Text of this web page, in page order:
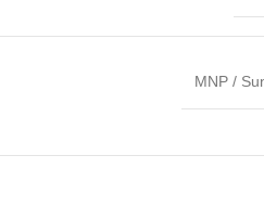
MNP /